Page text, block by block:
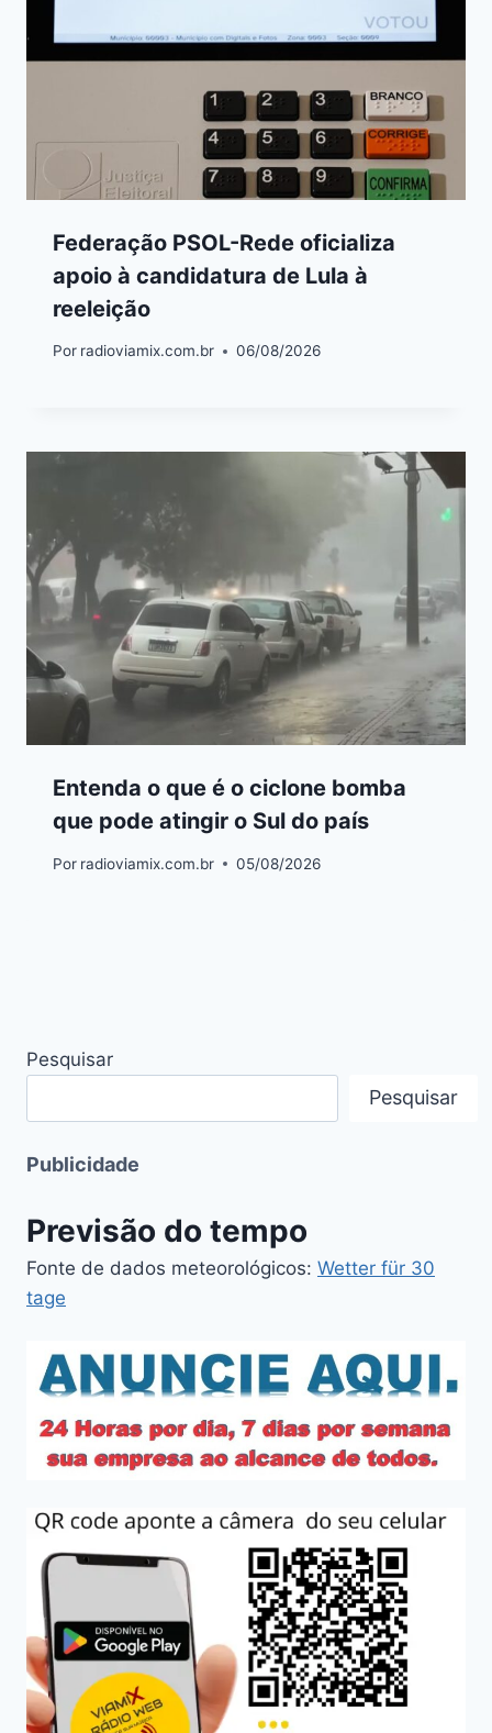
Federação PSOL-Rede oficializa
apoio à candidatura de Lula à
reeleição
Por radioviamix.com.br 06/08/2026
Entenda o que é o ciclone bomba
que pode atingir o Sul do país
Por radioviamix.com.br 05/08/2026
Pesquisar
Pesquisar
Publicidade
Previsão do tempo
Fonte de dados meteorológicos: Wetter für 30
tage